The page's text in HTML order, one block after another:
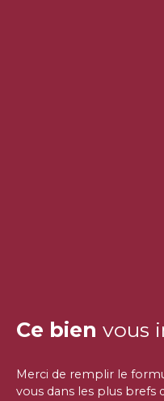
Ce bien vous
Merci de remplir le
vous dans les plus brefs